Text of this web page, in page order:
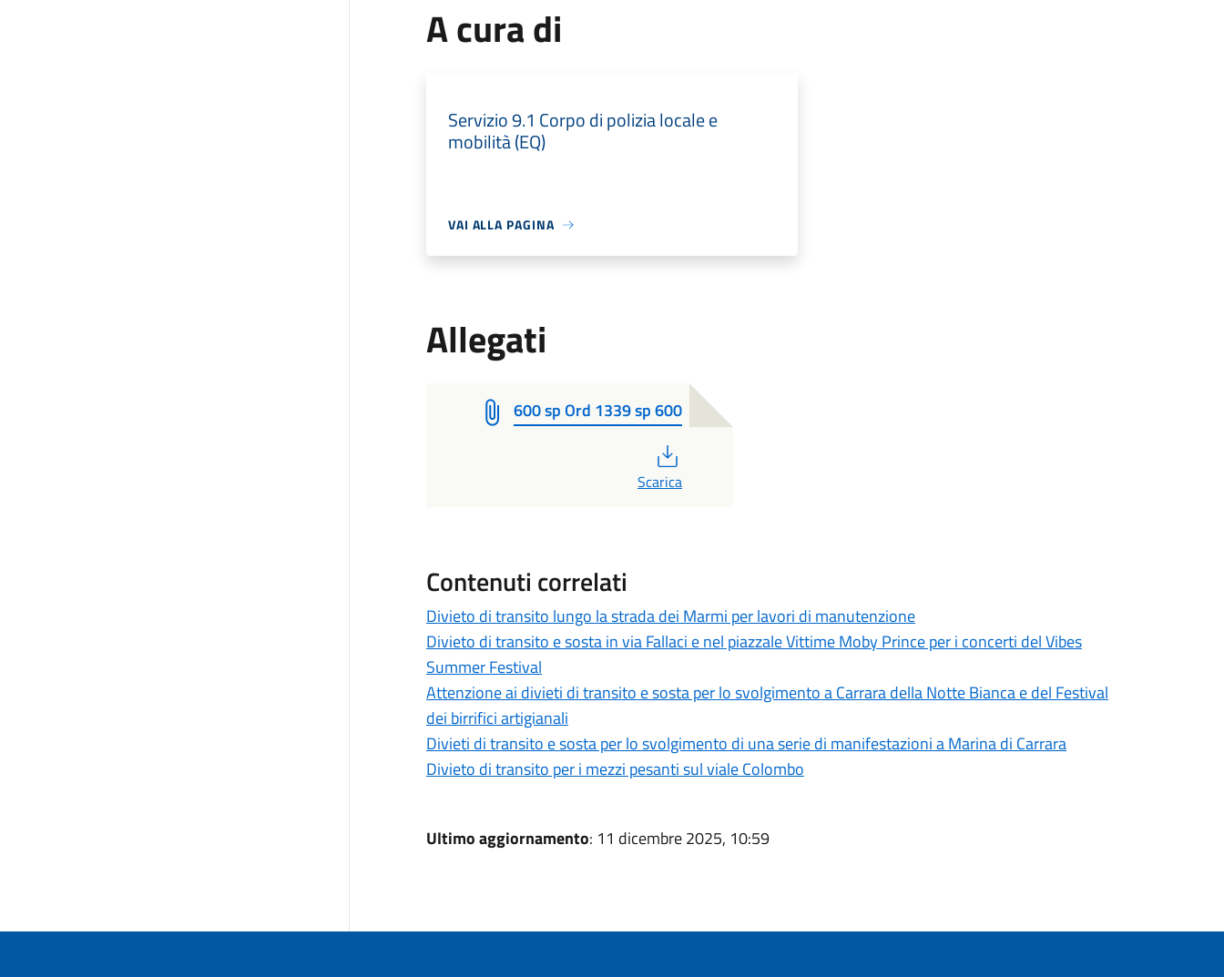
A cura di
Servizio 9.1 Corpo di polizia locale e
mobilità (EQ)
VAI ALLA PAGINA
Allegati
600 sp Ord 1339 sp 600
Scarica
Contenuti correlati
Divieto di transito lungo la strada dei Marmi per lavori di manutenzione
Divieto di transito e sosta in via Fallaci e nel piazzale Vittime Moby Prince per i concerti del Vibes
Summer Festival
Attenzione ai divieti di transito e sosta per lo svolgimento a Carrara della Notte Bianca e del Festival
dei birrifici artigianali
Divieti di transito e sosta per lo svolgimento di una serie di manifestazioni a Marina di Carrara
Divieto di transito per i mezzi pesanti sul viale Colombo
Ultimo aggiornamento: 11 dicembre 2025, 10:59